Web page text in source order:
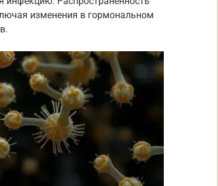
изменения в гормональном